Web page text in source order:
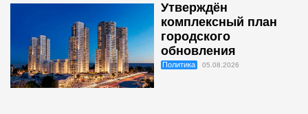
Утверждён
комплексный план
городского
обновления
Политика 05.08.2026